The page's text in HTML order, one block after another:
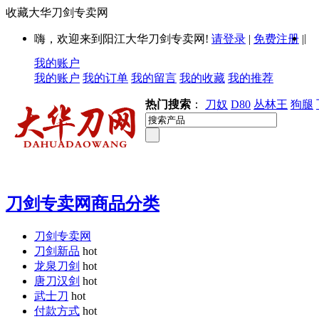
收藏大华刀剑专卖网
嗨，欢迎来到阳江大华刀剑专卖网! 请登录 | 免费注册 ||
我的账户
我的账户 我的订单 我的留言 我的收藏 我的推荐
热门搜索 ： 刀奴 D80 丛林王 狗腿
刀剑专卖网商品分类
刀剑专卖网
刀剑新品 hot
龙泉刀剑 hot
唐刀汉剑 hot
武士刀 hot
付款方式 hot